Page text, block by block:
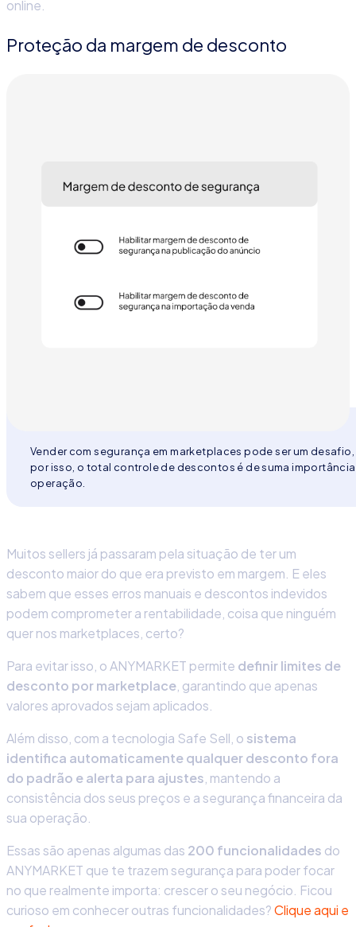
online.
Proteção da margem de desconto
Vender com segurança em marketplaces pode ser um desafio,
por isso, o total controle de descontos é de suma
operação.
Muitos sellers já passaram pela situação de ter um
desconto maior do que era previsto em margem. E eles
sabem que esses erros manuais e descontos indevidos
podem comprometer a rentabilidade, coisa que ninguém
quer nos marketplaces, certo?
Para evitar isso, oANYMARKET permite definir limites de
desconto por marketplace, garantindo que apenas
valores aprovados sejam aplicados.
Além disso, com a tecnologia Safe Sell, o sistema
identifica automaticamente qualquer desconto fora
do padrão e alerta para ajustes, mantendo a
consistência dos seus preços e a segurança financeira da
sua operação.
Essas são apenas algumas das 200 funcionalidades do
ANYMARKET que te trazem segurança para poder focar
no que realmente importa: crescer o seu negócio. Ficou
curioso em conhecer outras funcionalidades?Clique aqui e